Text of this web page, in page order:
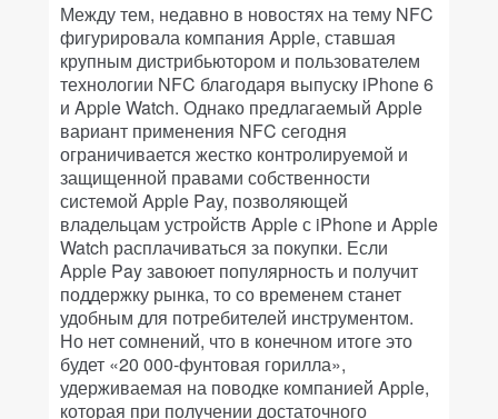
Между тем, недавно в новостях на тему NFC
фигурировала компания Apple, ставшая
крупным дистрибьютором и пользователем
технологии NFC благодаря выпуску iPhone 6
и Apple Watch. Однако предлагаемый Apple
вариант применения NFC сегодня
ограничивается жестко контролируемой и
защищенной правами собственности
системой Apple Pay, позволяющей
владельцам устройств Apple с iPhone и Apple
Watch расплачиваться за покупки. Если
Apple Pay завоюет популярность и получит
поддержку рынка, то со временем станет
удобным для потребителей инструментом.
Но нет сомнений, что в конечном итоге это
будет «20 000-фунтовая горилла»,
удерживаемая на поводке компанией Apple,
которая при получении достаточного